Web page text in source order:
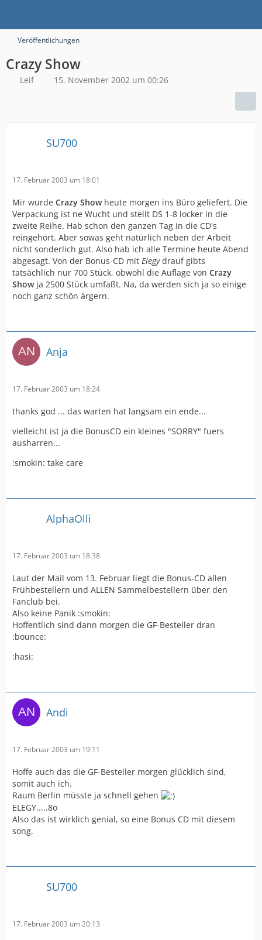
Veröffentlichungen
Crazy Show
Leif 15. November 2002 um 00:26
SU700
17. Februar 2003 um 18:01
Mir wurde Crazy Showheute morgen ins Büro geliefert. Die
Verpackung ist ne Wucht und stellt DS 1-8 locker in die
zweite Reihe. Hab schon den ganzen Tag in die CD's
reingehört. Aber sowas geht natürlich neben der Arbeit
nicht sonderlich gut. Also hab ich alle Termine heute Abend
abgesagt. Von der Bonus-CD mit Elegydrauf gibts
tatsächlich nur 700 Stück, obwohl die Auflage von Crazy
Showja 2500 Stück umfaßt. Na, da werden sich ja so einige
noch ganz schön ärgern.
Anja
17. Februar 2003 um 18:24
thanks god ... das warten hat langsam ein ende...
vielleicht ist ja die BonusCD ein kleines "SORRY" fuers
ausharren...
:smokin: take care
AlphaOlli
17. Februar 2003 um 18:38
Laut der Mail vom 13. Februar liegt die Bonus-CD allen
Frühbestellern und ALLEN Sammelbestellern über den
Fanclub bei.
Also keine Panik :smokin:
Hoffentlich sind dann morgen die GF-Besteller dran
:bounce:
:hasi:
Andi
17. Februar 2003 um 19:11
Hoffe auch das die GF-Besteller morgen glücklich sind,
somit auch ich.
Raum Berlin müsste ja schnell gehen
ELEGY.....8o
Also das ist wirklich genial, so eine Bonus CD mit diesem
song.
SU700
17. Februar 2003 um 20:13